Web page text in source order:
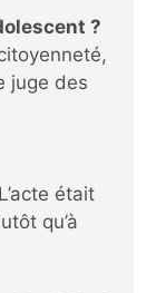
?
juge des
était
qu’à